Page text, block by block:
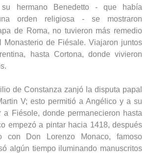
hermano Benedetto - que había
orden religiosa - se mostraron
de Roma, no tuvieron más remedio
Monasterio de Fiésale. Viajaron juntos
hasta Cortona, donde vivieron
de Constanza zanjó la disputa papal
V; esto permitió a Angélico y a su
a Fiésole, donde permanecieron hasta
empezó a pintar hacia 1418, después
con Don Lorenzo Monaco, famoso
algún tiempo iluminando manuscritos